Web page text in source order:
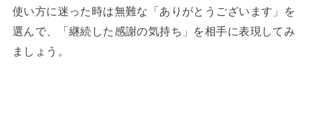
使い方に迷った時は無難な「ありがとうございます」を
選んで、「継続した感謝の気持ち」を相手に表現してみ
ましょう。